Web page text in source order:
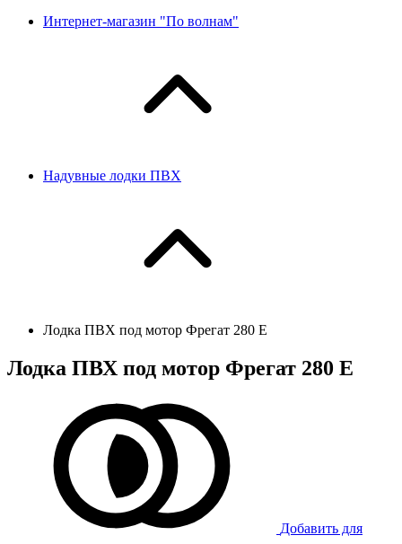
Интернет-магазин "По волнам"
Надувные лодки ПВХ
Лодка ПВХ под мотор Фрегат 280 Е
Лодка ПВХ под мотор Фрегат 280 Е
Добавить для